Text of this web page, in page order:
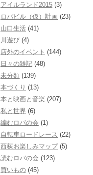
アイルランド2015 (3)
ロバビル（仮）計画 (23)
山口生活 (41)
川遊び (4)
店外のイベント (144)
日々の雑記 (48)
未分類 (139)
本づくり (13)
本と映画と音楽 (207)
私と世界 (6)
編むロバの会 (1)
自転車ロードレース (22)
西荻お楽しみマップ(5)
読むロバの会 (123)
買いもの (45)